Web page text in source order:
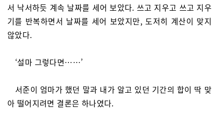
서 낙서하듯 계속 날짜를 세어 보았다. 쓰고 지우고 쓰고 지우
기를 반복하면서 날짜를 세어 보았지만, 도저히 계산이 맞지
않았다.
‘설마 그렇다면……’
서준이 엄마가 했던 말과 내가 알고 있던 기간의 합이 딱 맞
아 떨어지려면 결론은 하나였다.